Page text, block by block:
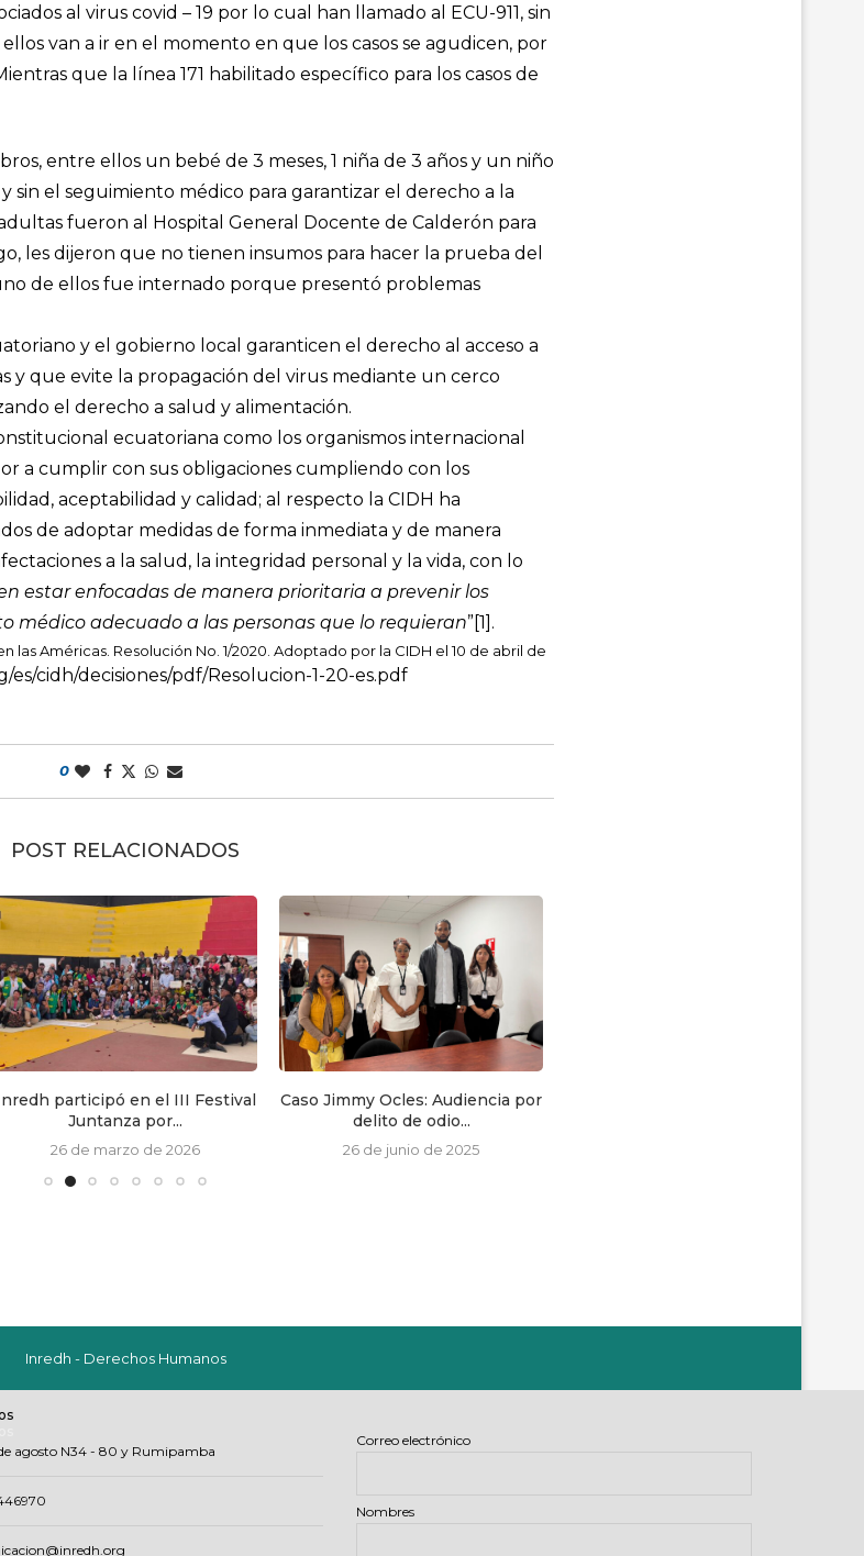
al virus covid – 19 por lo cual han llamado al ECU-911, sin
van a ir en el momento en que los casos se agudicen, por
que la línea 171 habilitado específico para los casos de
entre ellos un bebé de 3 meses, 1 niña de 3 años y un niño
sin el seguimiento médico para garantizar el derecho a la
fueron al Hospital General Docente de Calderón para
les dijeron que no tienen insumos para hacer la prueba del
de ellos fue internado porque presentó problemas
y el gobierno local garanticen el derecho al acceso a
y que evite la propagación del virus mediante un cerco
el derecho a salud y alimentación.
ecuatoriana como los organismos internacional
a cumplir con sus obligaciones cumpliendo con los
aceptabilidad y calidad; al respecto la CIDH ha
de adoptar medidas de forma inmediata y de manera
a la salud, la integridad personal y la vida, con lo
estar enfocadas de manera prioritaria a prevenir los
médico adecuado a las personas que lo requieran”[1] .
las Américas. Resolución No. 1/2020. Adoptado por la CIDH el 10 de abril de
es/cidh/decisiones/pdf/Resolucion-1-20-es.pdf
0
POST RELACIONADOS
participó en el III Festival
Juntanza por...
26 de marzo de 2026
Caso Jimmy Ocles: Audiencia por
delito de odio...
26 de junio de 2025
Inredh - Derechos Humanos
agosto N34 - 80 y Rumipamba
Correo electrónico
Nombres